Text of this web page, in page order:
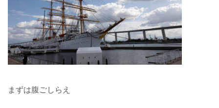
まずは腹ごしらえ